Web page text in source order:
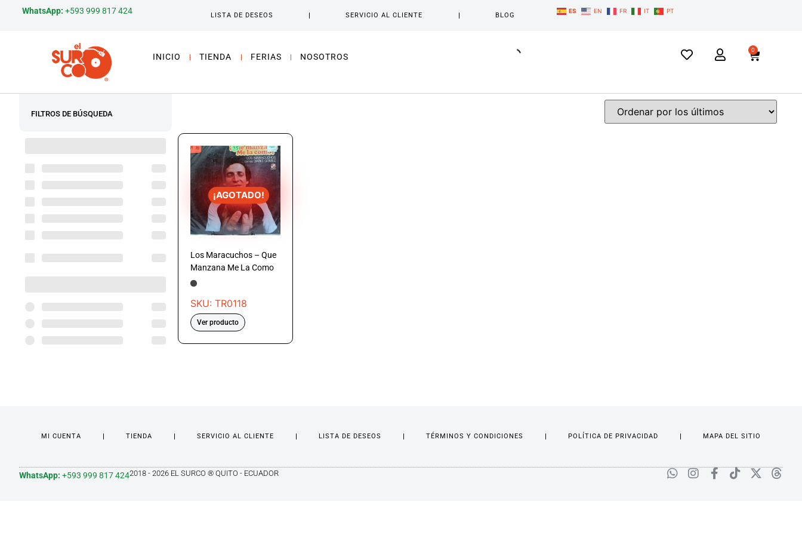
WhatsApp: +593 999 817 424 LISTA DE DESEOS SERVICIO AL CLIENTE BLOG
ES EN FR IT PT
INICIO TIENDA FERIAS NOSOTROS
0
FILTROS DE BÚSQUEDA
¡AGOTADO!
Los Maracuchos – Que
Manzana Me La Como
SKU: TR0118
Ver producto
MI CUENTA TIENDA SERVICIO AL CLIENTE LISTA DE DESEOS TÉRMINOS Y CONDICIONES POLÍTICA DE PRIVACIDAD MAPA DEL SITIO
WhatsApp: +593 999 817 4242018 - 2026 EL SURCO ® QUITO - ECUADOR